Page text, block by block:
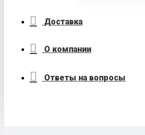
Доставка
О компании
Ответы на вопросы